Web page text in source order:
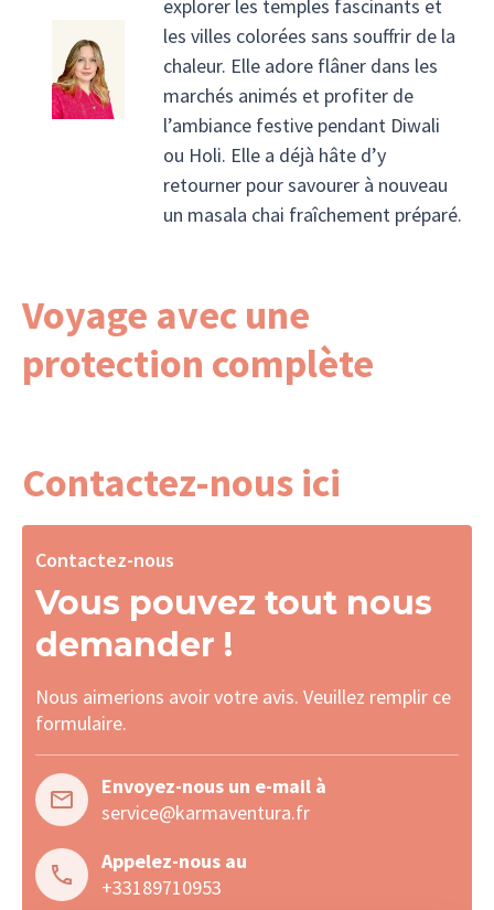
explorer les temples fascinants et
les villes colorées sans souffrir de la
chaleur. Elle adore flâner dans les
marchés animés et profiter de
l’ambiance festive pendant Diwali
ou Holi. Elle a déjà hâte d’y
retourner pour savourer à nouveau
un masala chai fraîchement préparé.
Voyage avec une
protection complète
Contactez-nous ici
Contactez-nous
Vous pouvez tout nous
demander !
Nous aimerions avoir votre avis. Veuillez remplir ce
formulaire.
Envoyez-nous un e-mail à
service@karmaventura.fr
Appelez-nous au
+33189710953